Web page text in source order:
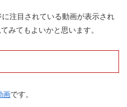
注目されている動画が表示され
みてもよいかと思います。
画です。